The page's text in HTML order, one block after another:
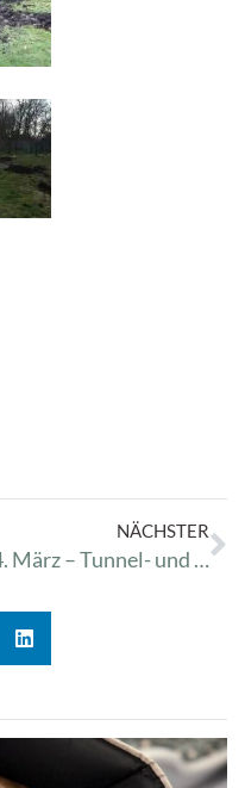
NÄCHSTER
24. März – Tunnel- und Hügelbau